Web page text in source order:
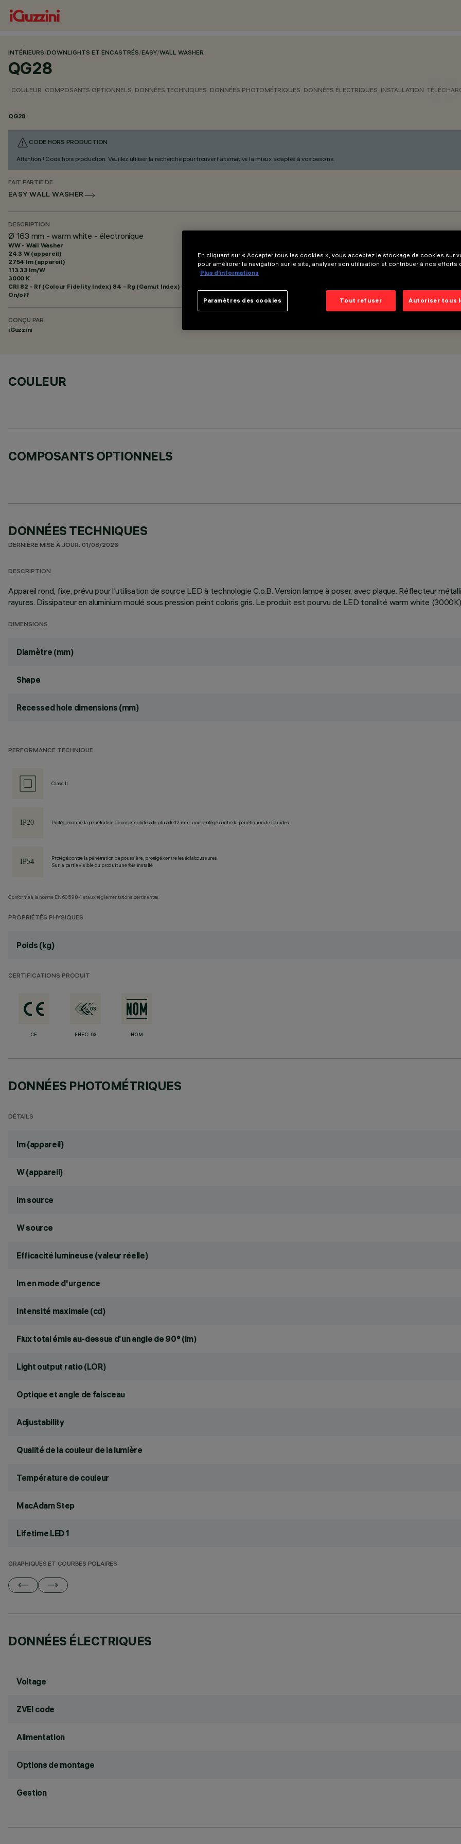
INTÉRIEURS/DOWNLIGHTS ET ENCASTRÉS/EASY/WALL WASHER
QG28
COULEUR COMPOSANTS OPTIONNELS DONNÉES TECHNIQUES DONNÉES PHOTOMÉTRIQUES DONNÉES ÉLECTRIQUES INSTALLATION
QG28
CODE HORS PRODUCTION
Attention ! Code hors production. Veuillez utiliser la recherche pour trouver l'alternative la mieux adaptée à vos besoins.
FAIT PARTIE DE
EASY WALL WASHER
DESCRIPTION
Ø 163 mm - warm white - électronique
WW - Wall Washer
24.3 W (appareil)
2754 lm (appareil)
113.33 lm/W
3000 K
CRI 82 - Rf (Colour Fidelity Index) 84 - Rg (Gamut Index) 95
On/off
CONÇU PAR
iGuzzini
COULEUR
COMPOSANTS OPTIONNELS
DONNÉES TECHNIQUES
DERNIÈRE MISE À JOUR: 01/08/2026
DESCRIPTION
Appareil rond, fixe, prévu pour l'utilisation de source LED à technologie C.o.B. Version lampe à poser, avec plaque. Réflecteur
rayures. Dissipateur en aluminium moulé sous pression peint coloris gris. Le produit est pourvu de LED tonalité warm white
DIMENSIONS
Diamètre (mm)
Shape
Recessed hole dimensions (mm)
PERFORMANCE TECHNIQUE
Class II
Protégé contre la pénétration de corps solides de plus de 12 mm, non protégé contre la pénétration de liquides.
Protégé contre la pénétration de poussière, protégé contre les éclaboussures.
Sur la partie visible du produit une fois installé
Conforme à la norme EN60598-1 et aux réglementations pertinentes.
PROPRIÉTÉS PHYSIQUES
Poids (kg)
CERTIFICATIONS PRODUIT
CE ENEC-03 NOM
DONNÉES PHOTOMÉTRIQUES
DÉTAILS
lm (appareil)
W (appareil)
lm source
W source
Efficacité lumineuse (valeur réelle)
lm en mode d'urgence
Intensité maximale (cd)
Flux total émis au-dessus d'un angle de 90° (lm)
Light output ratio (LOR)
Optique et angle de faisceau
Adjustability
Qualité de la couleur de la lumière
Température de couleur
MacAdam Step
Lifetime LED 1
GRAPHIQUES ET COURBES POLAIRES
DONNÉES ÉLECTRIQUES
Voltage
ZVEI code
Alimentation
Options de montage
Gestion
En cliquant sur « Accepter tous les cookies », vous acceptez le stockage de cookies sur
pour améliorer la navigation sur le site, analyser son utilisation et contribuer à nos efforts
Plus d’informations
Tout refuser Autoriser tous
Paramètres des cookies